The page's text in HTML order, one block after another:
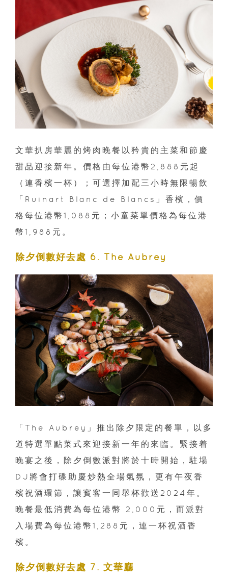
文華扒房華麗的烤肉晚餐以矜貴的主菜和節慶
甜品迎接新年。價格由每位港幣2,888元起
（連香檳一杯）；可選擇加配三小時無限暢飲
「Ruinart Blanc de Blancs」香檳，價
格每位港幣1,088元；小童菜單價格為每位港
幣1,988元。
除夕倒數好去處 6. The Aubrey
「The Aubrey」推出除夕限定的餐單，以多
道特選單點菜式來迎接新一年的來臨。緊接着
晚宴之後，除夕倒數派對將於十時開始，駐場
DJ將會打碟助慶炒熱全場氣氛，更有午夜香
檳祝酒環節，讓賓客一同舉杯歡送2024年。
晚餐最低消費為每位港幣 2,000元，而派對
入場費為每位港幣1,288元，連一杯祝酒香
檳。
除夕倒數好去處 7. 文華廳